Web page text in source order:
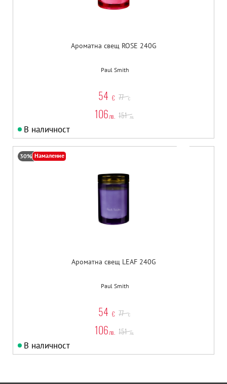
Ароматна свещ ROSE 240G
Paul Smith
54 € 77 €
106лв. 151 лв.
В наличност
30% Намаление
Ароматна свещ LEAF 240G
Paul Smith
54 € 77 €
106лв. 151 лв.
В наличност